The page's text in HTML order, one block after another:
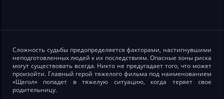
Сложность судьбы предопределяется факторами, настигнувшими
неподготовленных людей к их последствиям. Опасные зоны риска
могут существовать всегда. Никто не предугадает того, что может
произойти. Главный герой тяжелого фильма под наименованием
«Щегол» попадет в тяжелую ситуацию, когда теряет свое
родительницу.